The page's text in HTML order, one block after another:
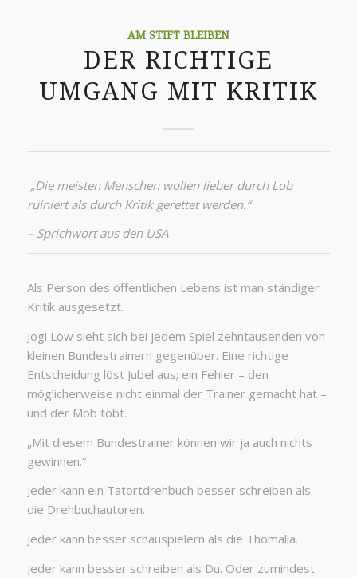
AM STIFT BLEIBEN
DER RICHTIGE
UMGANG MIT KRITIK
„Die meisten Menschen wollen lieber durch Lob
ruiniert als durch Kritik gerettet werden.“
– Sprichwort aus den USA
Als Person des öffentlichen Lebens ist man ständiger
Kritik ausgesetzt.
Jogi Löw sieht sich bei jedem Spiel zehntausenden von
kleinen Bundestrainern gegenüber. Eine richtige
Entscheidung löst Jubel aus; ein Fehler – den
möglicherweise nicht einmal der Trainer gemacht hat –
und der Mob tobt.
„Mit diesem Bundestrainer können wir ja auch nichts
gewinnen.“
Jeder kann ein Tatortdrehbuch besser schreiben als
die Drehbuchautoren.
Jeder kann besser schauspielern als die Thomalla.
Jeder kann besser schreiben als Du. Oder zumindest